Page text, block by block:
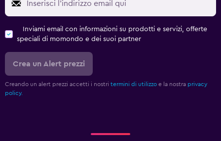
Inviami email con informazioni su prodotti e servizi, offerte
speciali di momondo e dei suoi partner
Crea un Alert prezzi
Creando un alert prezzi accetti i nostri termini di utilizzo e la nostra privacy
policy.